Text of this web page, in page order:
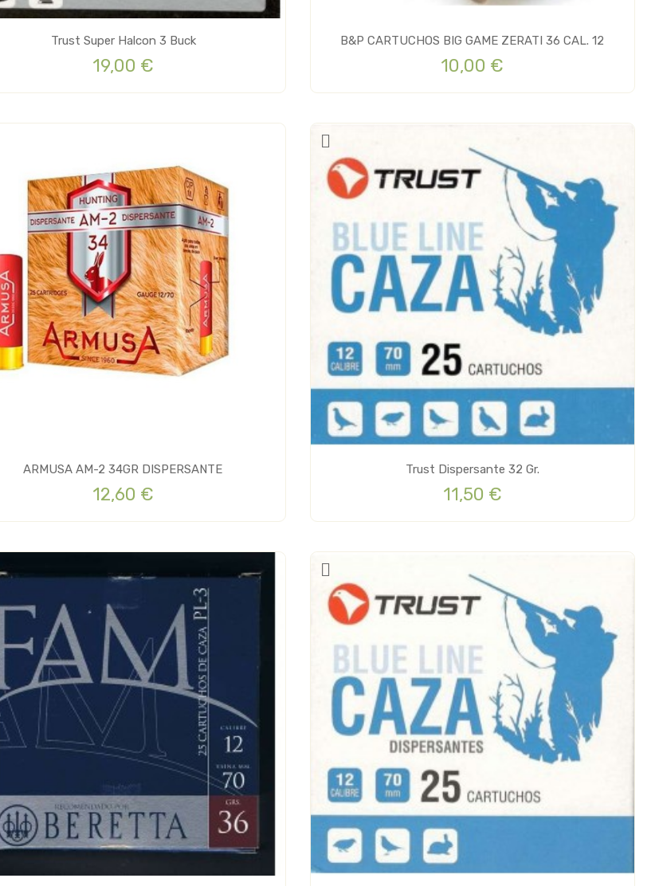
Trust Super Halcon 3 Buck
19,00 €
B&P CARTUCHOS BIG GAME ZERATI 36 CAL. 12
10,00 €
ARMUSA AM-2 34GR DISPERSANTE
12,60 €
Trust Dispersante 32 Gr.
11,50 €